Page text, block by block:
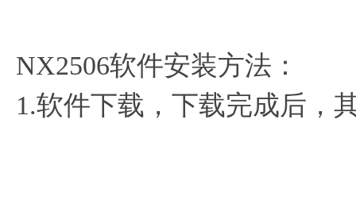
NX2506软件安装方法：
1.软件下载，下载完成后，